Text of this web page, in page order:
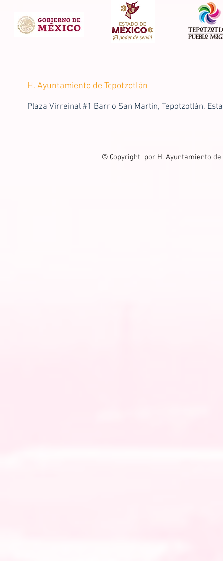
H. Ayuntamiento de Tepotzotlán
Plaza Virreinal #1 Barrio San Martin, Tepotzotlán,
© Copyright por H. Ayuntamiento de